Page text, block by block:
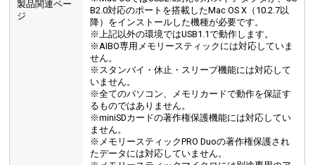
製品関連ペー
ジ
B2.0対応のポートを搭載したMac OS X（10.2.7以
降）をインストールした機種が必要です。
※上記以外の環境ではUSB1.1で動作します。
※AIBO専用メモリースティックには対応していま
せん。
※スタンバイ・休止・スリープ機能には対応して
いません。
※全てのパソコン、メモリカードで動作を保証す
るものではありません。
※miniSDカードの著作権保護機能には対応してい
ません。
※メモリースティックPRO Duoの著作権保護され
たデータには対応していません。